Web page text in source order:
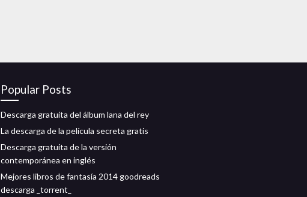
Popular Posts
Descarga gratuita del álbum lana del rey
La descarga de la película secreta gratis
Descarga gratuita de la versión
contemporánea en inglés
Mejores libros de fantasía 2014 goodreads
descarga _torrent_